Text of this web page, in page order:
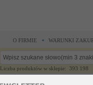
O FIRMIE WARUNKI
Liczba produktów w sklepie: 393 198